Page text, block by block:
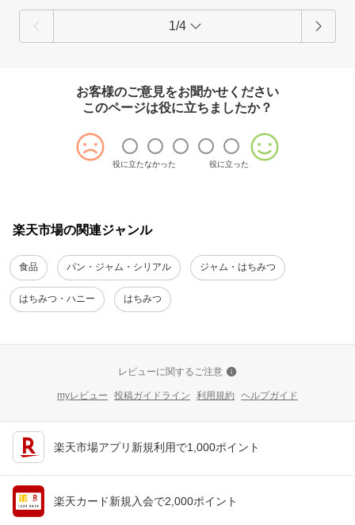
1/4
お客様のご意見をお聞かせください
このページは役に立ちましたか？
役に立たなかった 役に立った
楽天市場の関連ジャンル
食品 パン・ジャム・シリアル ジャム・はちみつ
はちみつ・ハニー はちみつ
レビューに関するご注意
myレビュー 投稿ガイドライン 利用規約 ヘルプガイド
楽天市場アプリ新規利用で1,000ポイント
楽天カード新規入会で2,000ポイント